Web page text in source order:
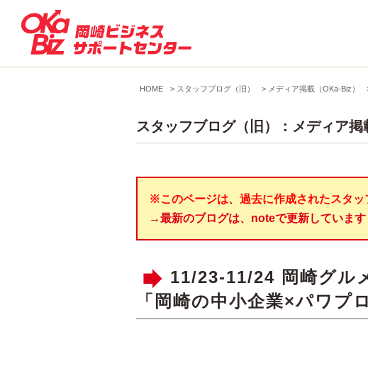
HOME > スタッフブログ（旧） > メディア掲載（OKa-Biz）
スタッフブログ（旧）：メディア掲
※このページは、過去に作成されたスタッ
→最新のブログは、noteで更新しています
11/23-11/24 岡崎グル
「岡崎の中小企業×パワプ